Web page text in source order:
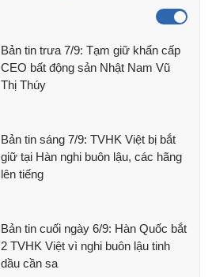
Bản tin trưa 7/9: Tạm giữ khẩn cấp
CEO bất động sản Nhật Nam Vũ
Thị Thúy
Bản tin sáng 7/9: TVHK Việt bị bắt
giữ tại Hàn nghi buôn lậu, các hãng
lên tiếng
Bản tin cuối ngày 6/9: Hàn Quốc bắt
2 TVHK Việt vì nghi buôn lậu tinh
dầu cần sa